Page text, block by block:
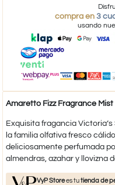
compra en 3
usando
Amaretto Fizz Fragrance Mist
Exquisita fragancia
la familia olfativa fresco
deliciosamente perfumada
almendras, azahar y llovizna
VyP Storees tutienda de